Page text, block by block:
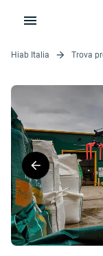
Hiab Italia Trova